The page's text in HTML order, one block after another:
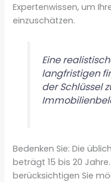
Expertenwissen, um
einzuschätzen.
Eine
langfristigen
der Schlüssel
Bedenken Sie: Die
beträgt 15 bis 20
berücksichtigen Sie